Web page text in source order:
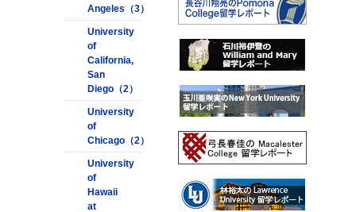
Angeles（3）
University
of
California,
San
Diego（2）
University
of
Chicago（2）
University
of
Hawaii
at